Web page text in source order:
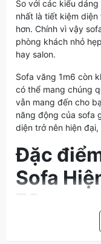
So với các kiểu
nhất là tiết kiệm
hơn. Chính vì vậy
phòng khách nhỏ
hay salon.
Sofa văng 1m6 còn
có thể mang chúng
vẫn mang đến cho
năng động của sofa
diện trở nên hiện
Đặc
Sofa
:Khung gỗ